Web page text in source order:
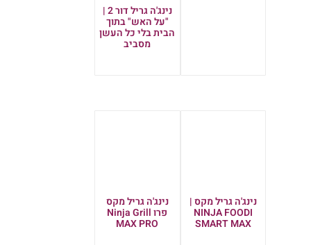
נינג'ה גריל דור 2 |
"על האש" בתוך
הבית בלי כל העשן
מסביב
נינג'ה גריל מקס |
NINJA FOODI
SMART MAX
נינג'ה גריל מקס
פרו Ninja Grill
MAX PRO